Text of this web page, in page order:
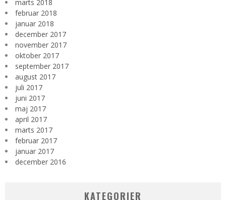
marts 2018
februar 2018
januar 2018
december 2017
november 2017
oktober 2017
september 2017
august 2017
juli 2017
juni 2017
maj 2017
april 2017
marts 2017
februar 2017
januar 2017
december 2016
KATEGORIER